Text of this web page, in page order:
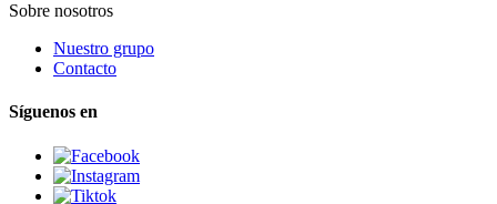
Sobre nosotros
Nuestro grupo
Contacto
Síguenos en